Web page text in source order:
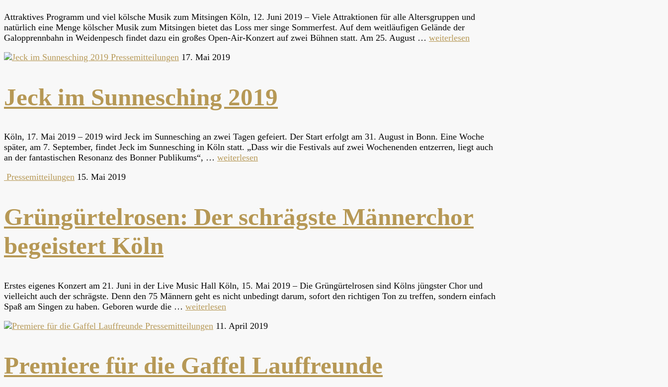
Attraktives Programm und viel kölsche Musik zum Mitsingen Köln, 12. Juni 2019 – Viele Attraktionen für alle Altersgruppen und
natürlich eine Menge kölscher Musik zum Mitsingen bietet das Loss mer singe Sommerfest. Auf dem weitläufigen Gelände der
Galopprennbahn in Weidenpesch findet dazu ein großes Open-Air-Konzert auf zwei Bühnen statt. Am 25. August … weiterlesen
Pressemitteilungen 17. Mai 2019
Jeck im Sunnesching 2019
Köln, 17. Mai 2019 – 2019 wird Jeck im Sunnesching an zwei Tagen gefeiert. Der Start erfolgt am 31. August in Bonn. Eine Woche
später, am 7. September, findet Jeck im Sunnesching in Köln statt. „Dass wir die Festivals auf zwei Wochenenden entzerren, liegt auch
an der fantastischen Resonanz des Bonner Publikums“, … weiterlesen
Pressemitteilungen 15. Mai 2019
Grüngürtelrosen: Der schrägste Männerchor
begeistert Köln
Erstes eigenes Konzert am 21. Juni in der Live Music Hall Köln, 15. Mai 2019 – Die Grüngürtelrosen sind Kölns jüngster Chor und
vielleicht auch der schrägste. Denn den 75 Männern geht es nicht unbedingt darum, sofort den richtigen Ton zu treffen, sondern einfach
Spaß am Singen zu haben. Geboren wurde die … weiterlesen
Pressemitteilungen 11. April 2019
Premiere für die Gaffel Lauffreunde